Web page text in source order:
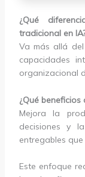
¿Qué
tradicional en
Va más allá
capacidades
organizacional
¿Qué
Mejora la
decisiones y
entregables
Este enfoque